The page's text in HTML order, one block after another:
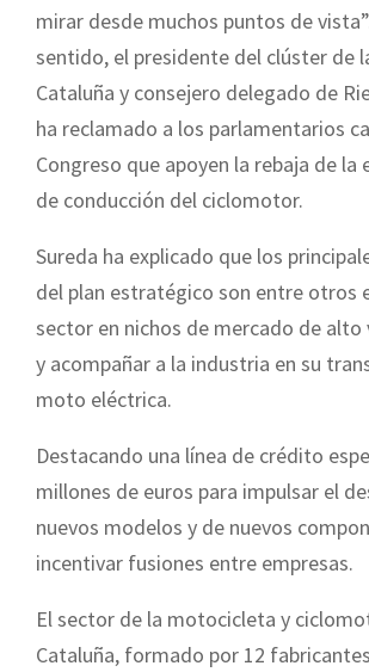
mirar desde muchos puntos de
sentido, el presidente del clúster de
Cataluña y consejero delegado de
ha reclamado a los parlamentarios
Congreso que apoyen la rebaja de la
de conducción del ciclomotor.
Sureda ha explicado que los
del plan estratégico son entre otros
sector en nichos de mercado de alto
y acompañar a la industria en su
moto eléctrica.
Destacando una línea de crédito
millones de euros para impulsar el
nuevos modelos y de nuevos
incentivar fusiones entre empresas.
El sector de la motocicleta y
Cataluña, formado por 12